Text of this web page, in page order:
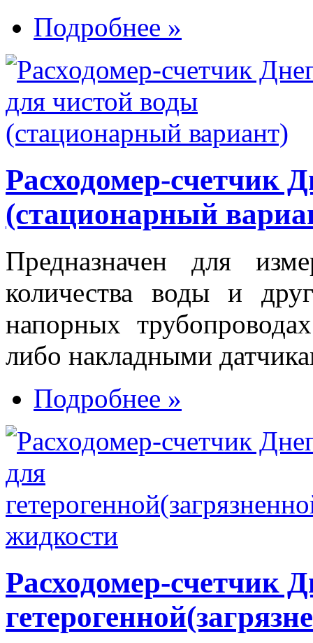
Подробнее »
Расходомер-счетчик
(стационарный
Предназначен для
количества воды и
напорных
либо накладными
Подробнее »
Расходомер-счетчик